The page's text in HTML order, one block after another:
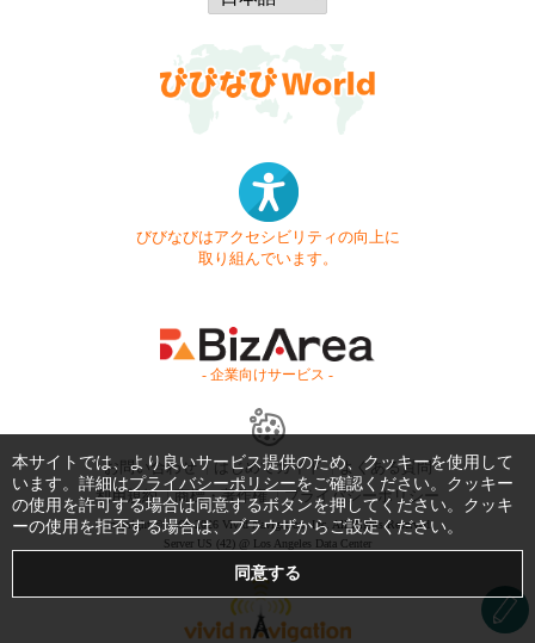
びびなびはアクセシビリティの向上に
取り組んでいます。
- 企業向けサービス -
お問い合わせ はじめてガイド
よくある質問
利用規約
商標・著作権 プライバシーポリシー
Copyright © 1999-2026 Vivid Navigation, Inc. All Rights Reserved.
Server US (42) @ Los Angeles Data Center
本サイトでは、より良いサービス提供のため、クッキーを使用して
います。詳細はプライバシーポリシーをご確認ください。クッキー
の使用を許可する場合は同意するボタンを押してください。クッキ
ーの使用を拒否する場合は、ブラウザからご設定ください。